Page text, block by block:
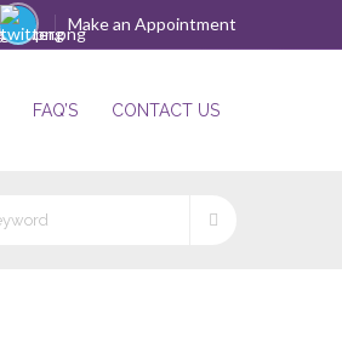
Make an Appointment
FAQ’S CONTACT US